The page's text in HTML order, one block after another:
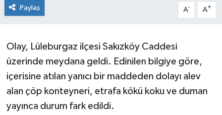
Paylaş A- A+
Olay, Lüleburgaz ilçesi Sakızköy Caddesi
üzerinde meydana geldi. Edinilen bilgiye göre,
içerisine atılan yanıcı bir maddeden dolayı alev
alan çöp konteyneri, etrafa kökü koku ve duman
yayınca durum fark edildi.